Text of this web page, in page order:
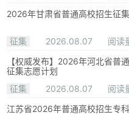
2026年甘肃省普通高校招生征
征集 2026.08.07
阅读
【权威发布】2026年河北省普
征集志愿计划
征集
2026.08.07
阅读
江苏省2026年普通高校招生专